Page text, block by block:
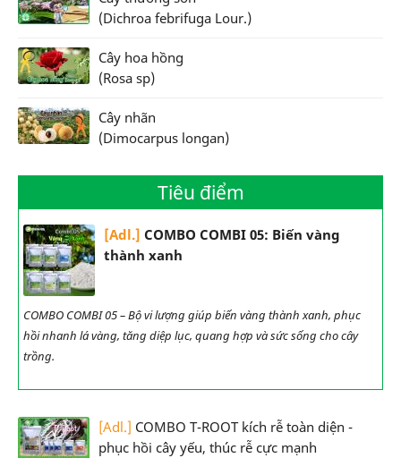
(Dichroa febrifuga Lour.)
Cây hoa hồng
(Rosa sp)
Cây nhãn
(Dimocarpus longan)
Tiêu điểm
[Adl.] COMBO COMBI 05: Biến vàng
thành xanh
COMBO COMBI 05 – Bộ vi lượng giúp biến vàng thành xanh, phục
hồi nhanh lá vàng, tăng diệp lục, quang hợp và sức sống cho cây
trồng.
[Adl.] COMBO T-ROOT kích rễ toàn diện -
phục hồi cây yếu, thúc rễ cực mạnh